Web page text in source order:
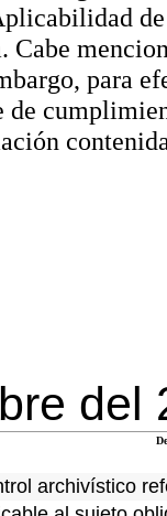
Cabe
para
del
archivístico